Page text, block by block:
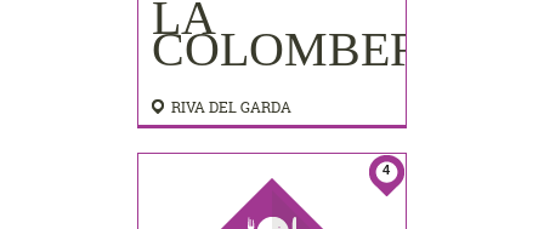
LA
COLOMBERA
RIVA DEL GARDA
4